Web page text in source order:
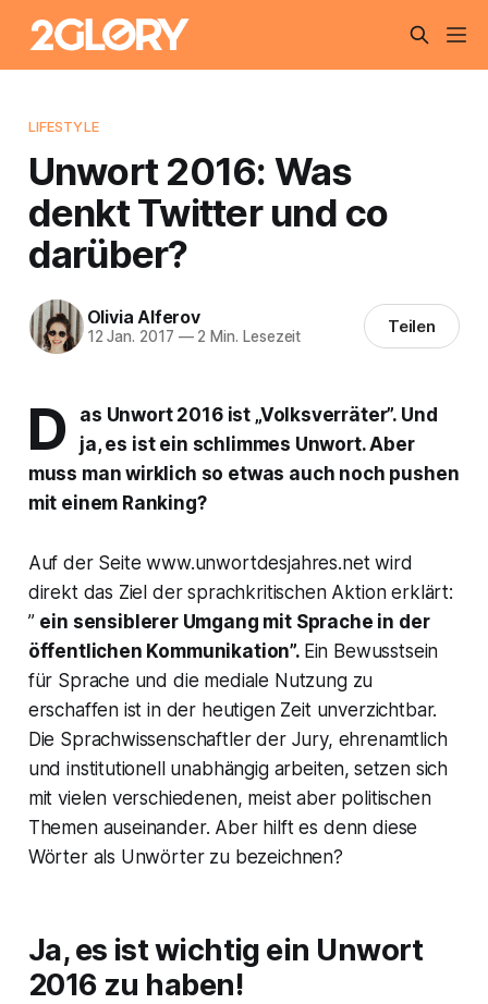
LIFESTYLE
Unwort 2016: Was
denkt Twitter und co
darüber?
Olivia Alferov
12 Jan. 2017 —2 Min. Lesezeit Teilen
D
as Unwort 2016 ist „Volksverräter”. Und
ja, es ist ein schlimmes Unwort. Aber
muss man wirklich so etwas auch noch pushen
mit einem Ranking?
Auf der Seite www.unwortdesjahres.net wird
direkt das Ziel der sprachkritischen Aktion erklärt:
” ein sensiblerer Umgang mit Sprache in der
öffentlichen Kommunikation”. Ein Bewusstsein
für Sprache und die mediale Nutzung zu
erschaffen ist in der heutigen Zeit unverzichtbar.
Die Sprachwissenschaftler der Jury, ehrenamtlich
und institutionell unabhängig arbeiten, setzen sich
mit vielen verschiedenen, meist aber politischen
Themen auseinander. Aber hilft es denn diese
Wörter als Unwörter zu bezeichnen?
Ja, es ist wichtig ein Unwort
2016 zu haben!